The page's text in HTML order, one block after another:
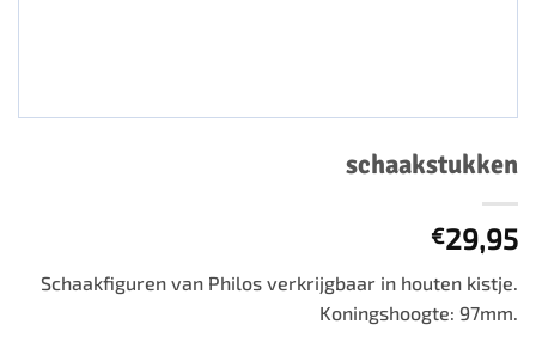
schaakstukken
€29,95
Schaakfiguren van Philos verkrijgbaar in houten kistje.
Koningshoogte: 97mm.